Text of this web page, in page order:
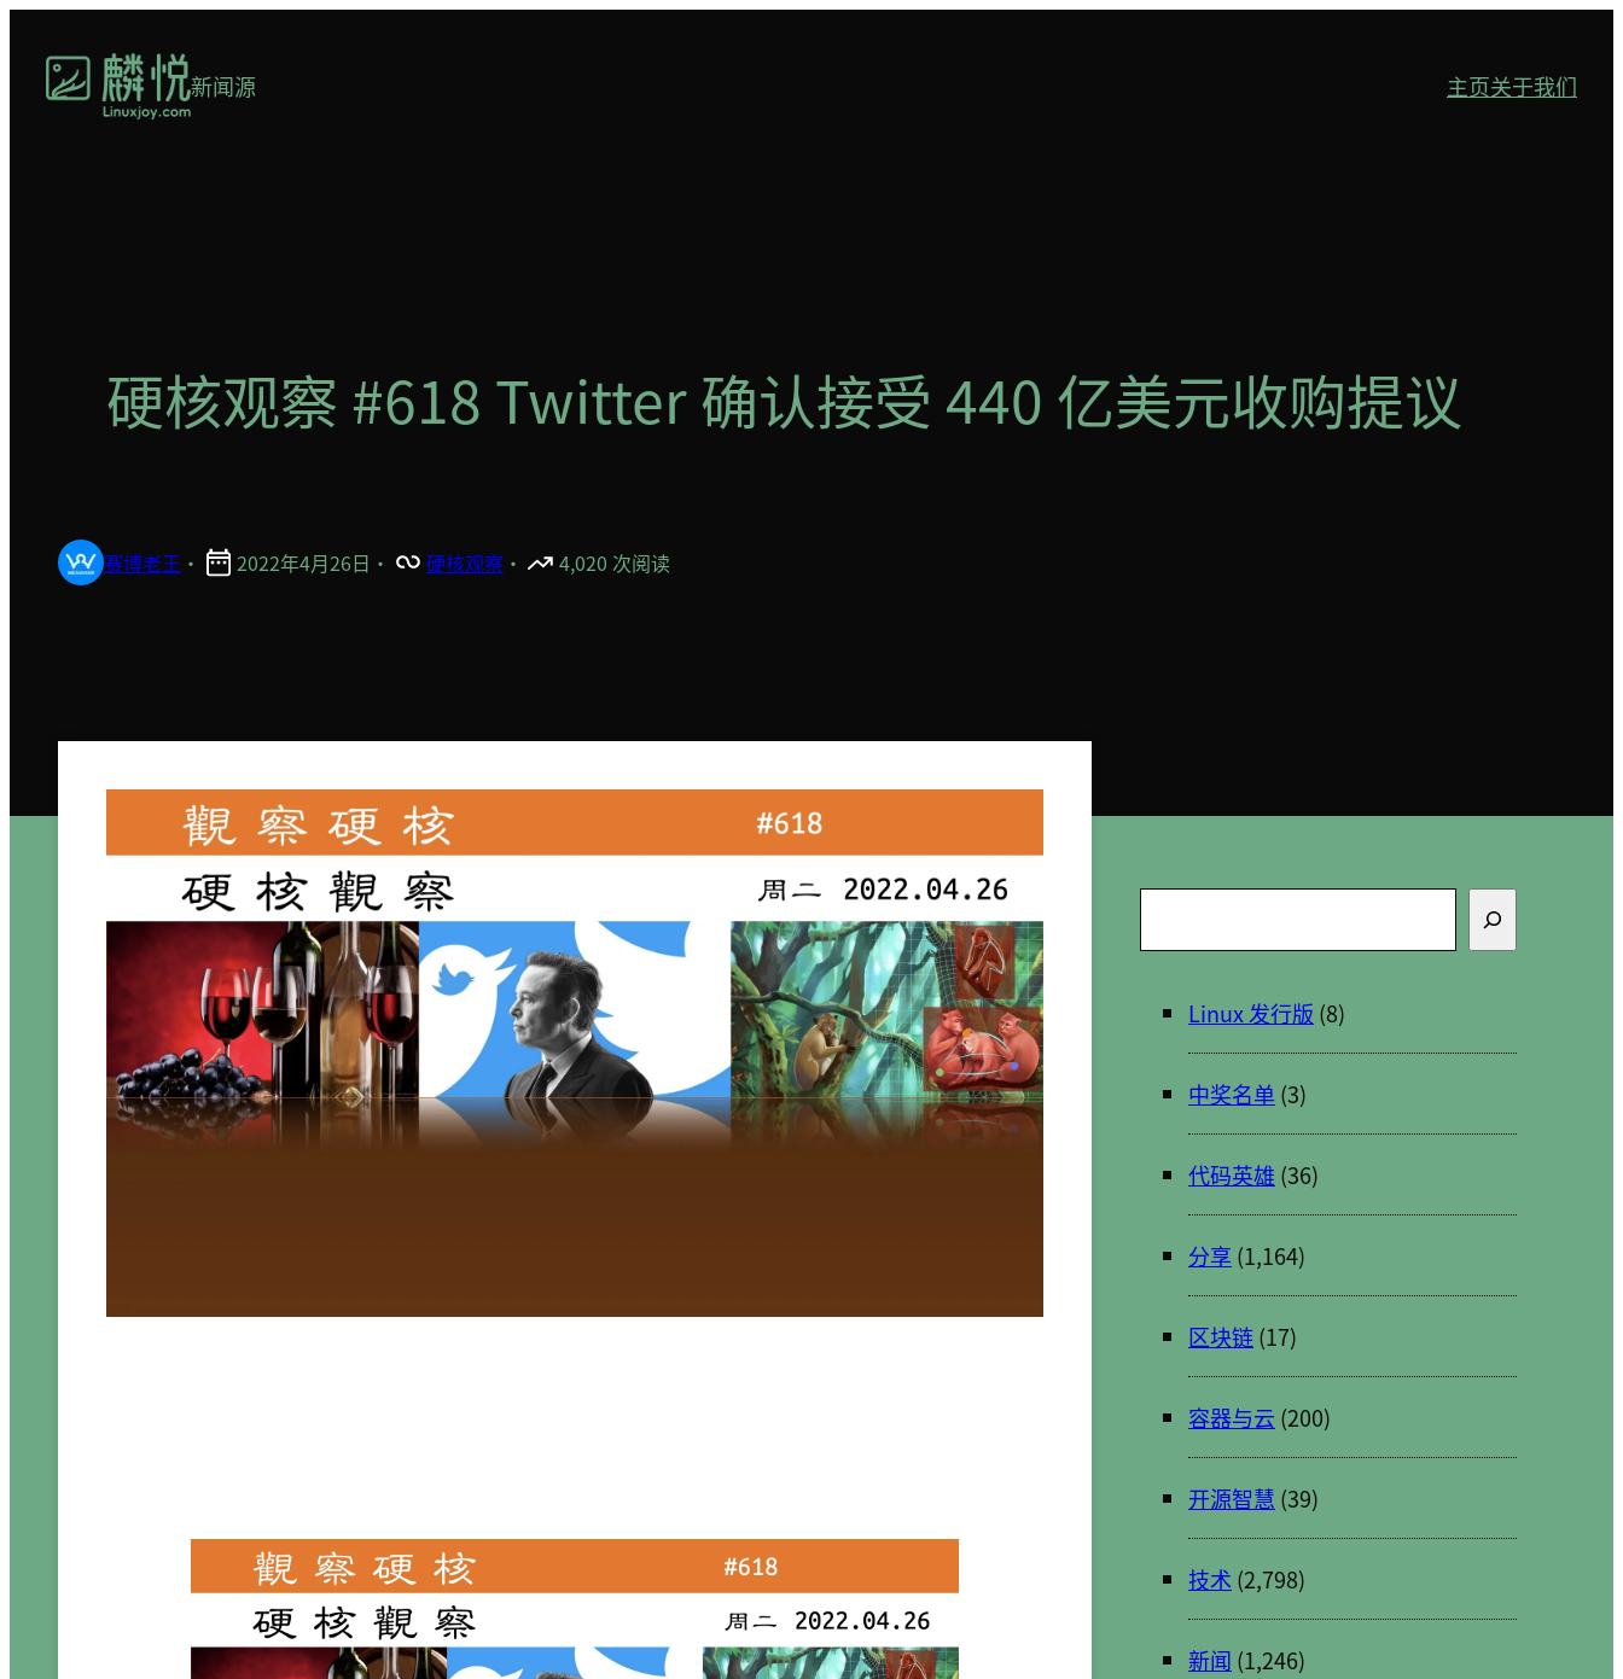
新闻源 主页关于我们
硬核观察 #618 Twitter 确认接受 440 亿美元收购提议
赛博老王 · 2022年4月26日 · 硬核观察 · 4,020 次阅读
索
Linux 发行版 (8)
中奖名单 (3)
代码英雄 (36)
分享 (1,164)
区块链(17)
容器与云 (200)
开源智慧 (39)
技术 (2,798)
新闻 (1,246)